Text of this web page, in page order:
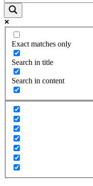
Exact matches only
Search in title
Search in content